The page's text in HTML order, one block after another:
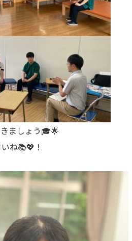
ましょう🎓🌟
ね📚💖！